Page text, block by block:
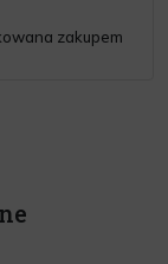
zakupem